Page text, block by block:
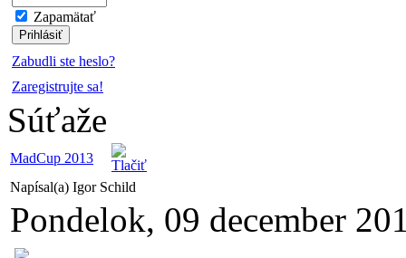
Zapamätať
Zabudli ste heslo?
Zaregistrujte sa!
Súťaže
MadCup 2013
Napísal(a) Igor Schild
Pondelok, 09 december